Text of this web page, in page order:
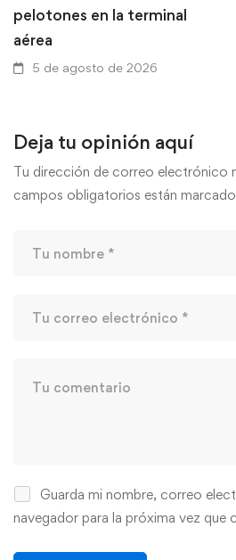
pelotones en la terminal
aérea
5 de agosto de 2026
Deja tu opinión aquí
Tu dirección de correo electrónico
campos obligatorios están
Guarda mi nombre, correo
navegador para la próxima vez que